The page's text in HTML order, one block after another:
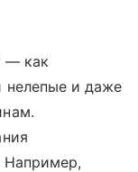
— как
нелепые и даже
Например,